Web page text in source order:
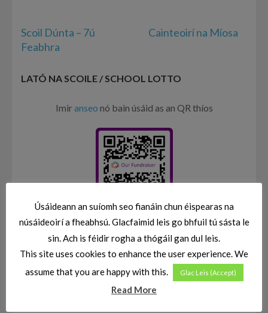
Post
navigation
Scoil Dúnta – 7ú
Feabhra
Cainteoirí na Míosa
LATÓ NA SCOILE / SCHOOL LOTTO
Imiranseo nó bain úsáid as an QR thíos
CLÁRÚ / ENROLMENT
Is féidir leat an fhoirm clárúchán a fháil
Úsáideann an suíomh seo fianáin chun éispearas na
núsáideoirí a fheabhsú. Glacfaimid leis go bhfuil tú sásta le
sin. Ach is féidir rogha a thógáil gan dul leis.
This site uses cookies to enhance the user experience. We
assume that you are happy with this.
Glac Leis (Accept)
Read More